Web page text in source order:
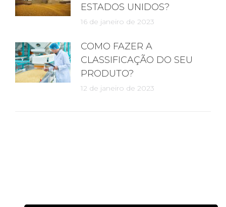
ESTADOS UNIDOS?
16 de janeiro de 2023
COMO FAZER A
CLASSIFICAÇÃO DO SEU
PRODUTO?
12 de janeiro de 2023